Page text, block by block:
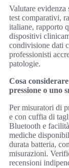
Valutare
test comparativi,
italiane, rapporto
dispositivi
condivisione dati
professionisti
patologie.
Cosa
pressione o uno
Per misuratori di
e con cuffia di
Bluetooth e
mediche
durata batteria,
misurazioni.
recensioni